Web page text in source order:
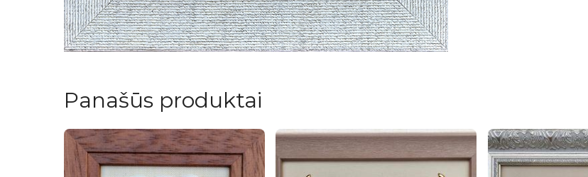
Panašūs produktai